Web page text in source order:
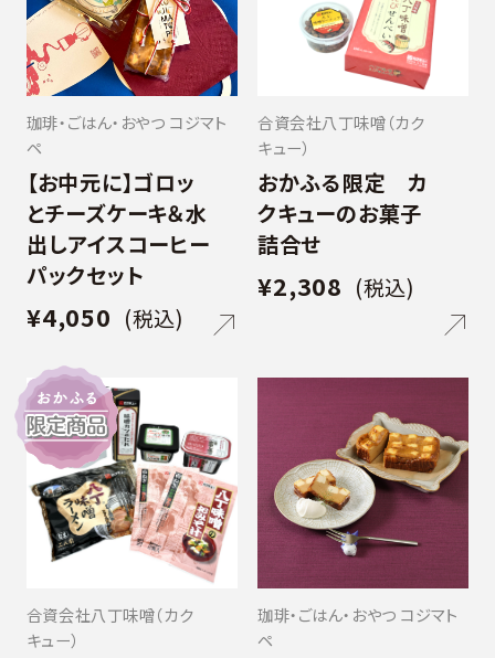
珈琲・ごはん・おやつ コジマト
ペ
【お中元に】ゴロッ
とチーズケーキ＆水
出しアイスコーヒー
パックセット
¥4,050 (税込)
合資会社八丁味噌（カク
キュー）
おかふる限定 カ
クキューのお菓子
詰合せ
¥2,308 (税込)
合資会社八丁味噌（カク
キュー）
珈琲・ごはん・おやつ コジマト
ペ